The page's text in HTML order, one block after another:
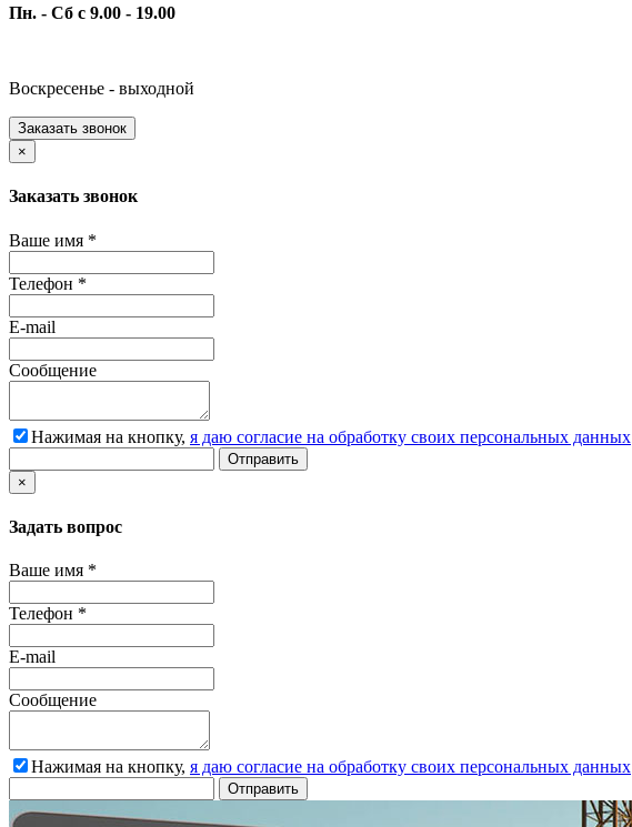
Пн. - Сб с 9.00 - 19.00
Воскресенье - выходной
Заказать звонок
×
Заказать звонок
Ваше имя *
Телефон *
E-mail
Сообщение
Нажимая на кнопку, я даю согласие на обработку своих персональных данных
Отправить
×
Задать вопрос
Ваше имя *
Телефон *
E-mail
Сообщение
Нажимая на кнопку, я даю согласие на обработку своих персональных данных
Отправить